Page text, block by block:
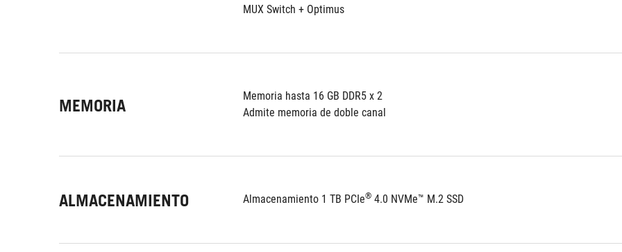
MUX Switch + Optimus
MEMORIA
Memoria hasta 16 GB DDR5 x 2
Admite memoria de doble canal
ALMACENAMIENTO Almacenamiento 1 TB PCIe® 4.0 NVMe™ M.2 SSD